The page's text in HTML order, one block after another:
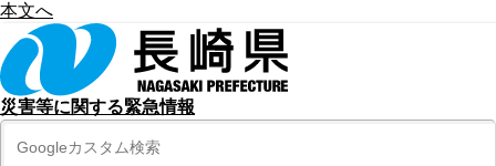
本文へ
災害等に関する緊急情報